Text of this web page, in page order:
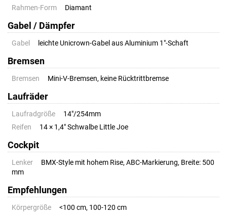
Rahmen-Form
Diamant
Gabel / Dämpfer
Gabel leichte Unicrown-Gabel aus Aluminium 1"-Schaft
Bremsen
Bremsen Mini-V-Bremsen, keine Rücktrittbremse
Laufräder
Laufradgröße
14"/254mm
Reifen
14 × 1,4" Schwalbe Little Joe
Cockpit
Lenker
BMX-Style mit hohem Rise, ABC-Markierung, Breite: 500
mm
Empfehlungen
Körpergröße <100 cm, 100-120 cm